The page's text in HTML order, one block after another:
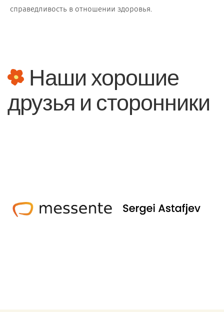
справедливость в отношении здоровья.
Наши хорошие
друзья и сторонники